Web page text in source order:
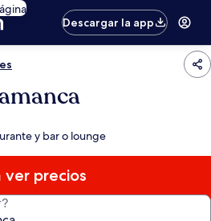
Descargar la app
y bar o lounge
ver precios